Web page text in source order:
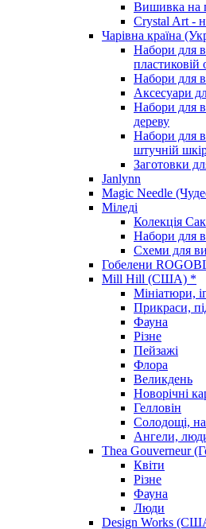
Вишивка на
Crystal Art -
Чарівна країна
Набори для
пластиковій
Набори для
Аксесуари
Набори для
дереву
Набори для
штучній
Заготовки
Janlynn
Magic Needle
Міледі
Колекція
Набори для
Схеми для
Гобелени
Mill Hill (США) *
Мініатюри,
Прикраси,
Фауна
Різне
Пейзажі
Флора
Великдень
Новорічні
Гелловін
Солодощі,
Ангели,
Thea Gouverneur
Квіти
Різне
Фауна
Люди
Design Works